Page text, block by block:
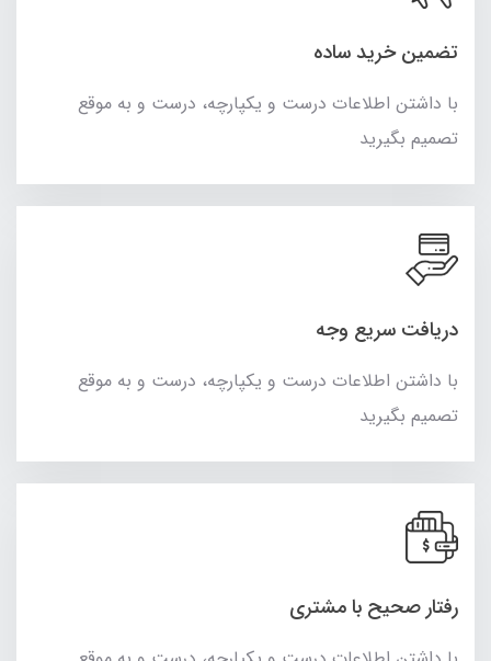
تضمین خرید ساده
با داشتن اطلاعات درست و یکپارچه، درست و به موقع
تصمیم بگیرید
دریافت سریع وجه
با داشتن اطلاعات درست و یکپارچه، درست و به موقع
تصمیم بگیرید
رفتار صحیح با مشتری